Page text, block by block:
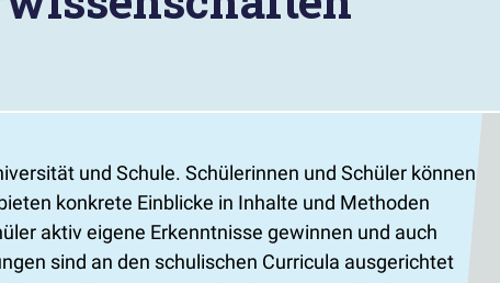
und Schule. Schülerinnen und Schüler können
konkrete Einblicke in Inhalte und Methoden
aktiv eigene Erkenntnisse gewinnen und auch
sind an den schulischen Curricula ausgerichtet